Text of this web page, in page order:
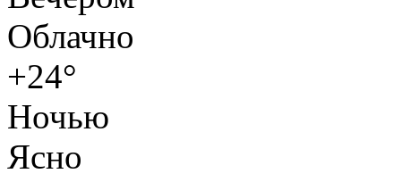
Облачно
+24°
Ночью
Ясно